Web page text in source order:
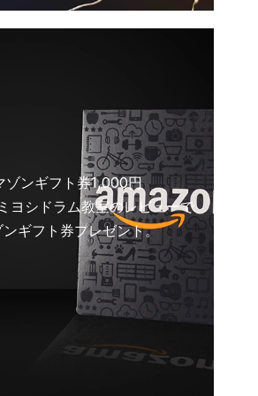
ゾンギフト券1,000円
ヨシドラム教室のレビューで
ンギフト券プレゼント。